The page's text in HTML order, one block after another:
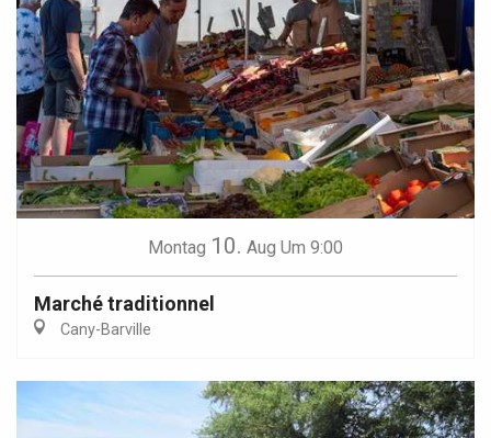
Montag 10. Aug Um 9:00
Marché traditionnel
Cany-Barville